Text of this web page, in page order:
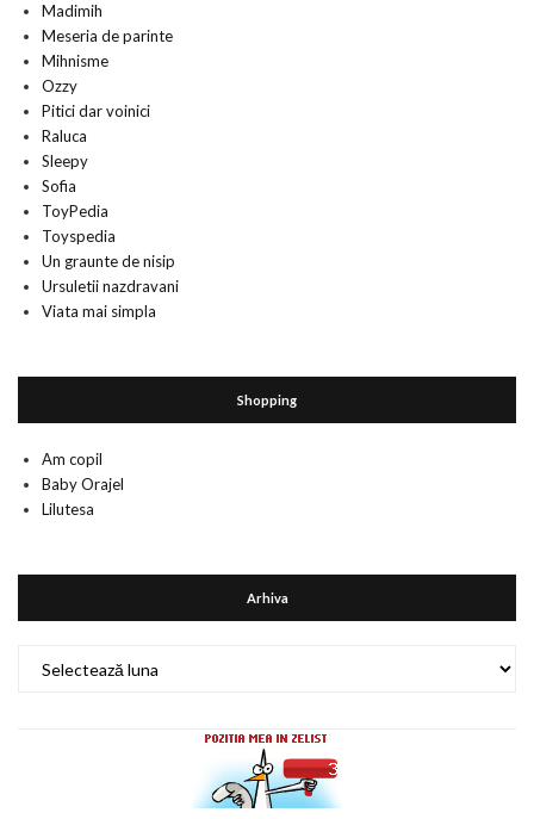
Madimih
Meseria de parinte
Mihnisme
Ozzy
Pitici dar voinici
Raluca
Sleepy
Sofia
ToyPedia
Toyspedia
Un graunte de nisip
Ursuletii nazdravani
Viata mai simpla
Shopping
Am copil
Baby Orajel
Lilutesa
Arhiva